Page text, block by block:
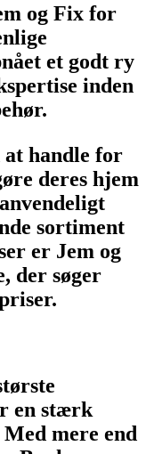
og Fix for
et godt ry
inden
at handle for
deres hjem
sortiment
er Jem og
der søger
en stærk
mere end